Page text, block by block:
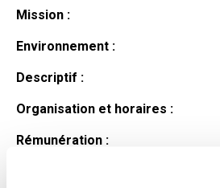
Mission :
Environnement :
Descriptif :
Organisation et horaires :
Rémunération :